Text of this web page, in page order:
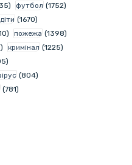
футбол (1752)
діти (1670)
пожежа (1398)
кримінал (1225)
(804)
(781)